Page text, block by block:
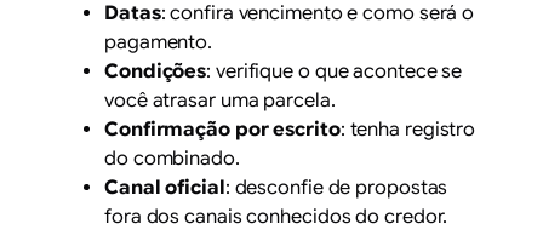
Datas: confira vencimento e como será o
pagamento.
Condições: verifique o que acontece se
você atrasar uma parcela.
Confirmação por escrito: tenha registro
do combinado.
Canal oficial: desconfie de propostas
fora dos canais conhecidos do credor.